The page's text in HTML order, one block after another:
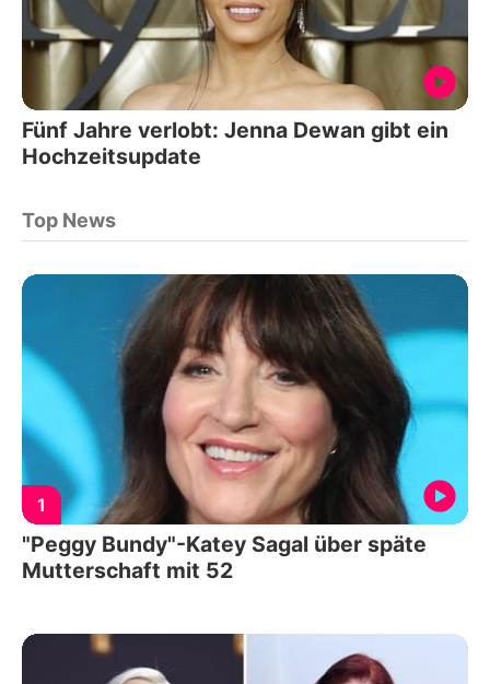
Fünf Jahre verlobt: Jenna Dewan gibt ein
Hochzeitsupdate
Top News
1
"Peggy Bundy"-Katey Sagal über späte
Mutterschaft mit 52